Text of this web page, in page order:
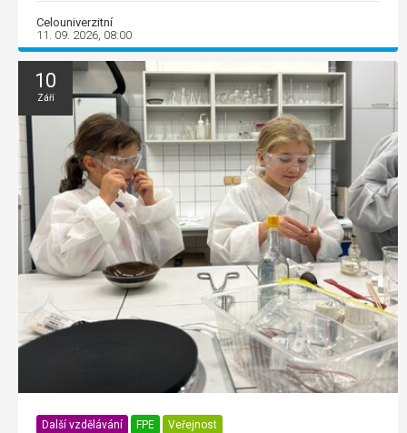
Celouniverzitní
11. 09. 2026, 08:00
10
Září
Další vzdělávání FPE Veřejnost